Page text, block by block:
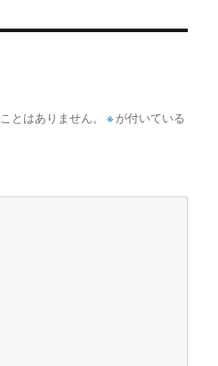
とはありません。 ※ が付いている